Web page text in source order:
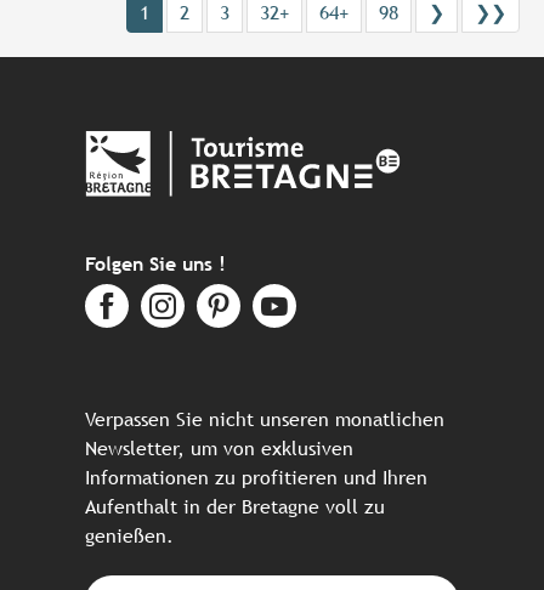
1 2 3 32+ 64+ 98 ❯ ❯❯
Folgen Sie uns !
Verpassen Sie nicht unseren monatlichen
Newsletter, um von exklusiven
Informationen zu profitieren und Ihren
Aufenthalt in der Bretagne voll zu
genießen.